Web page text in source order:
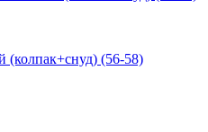
(колпак+снуд) (56-58)